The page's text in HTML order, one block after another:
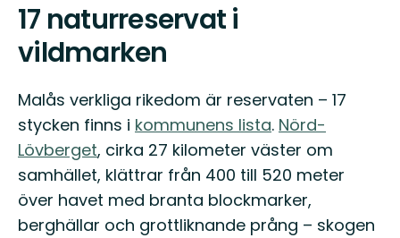
17 naturreservat i
vildmarken
Malås verkliga rikedom är reservaten – 17
stycken finns i kommunens lista. Nörd-
Lövberget, cirka 27 kilometer väster om
samhället, klättrar från 400 till 520 meter
över havet med branta blockmarker,
berghällar och grottliknande prång – skogen